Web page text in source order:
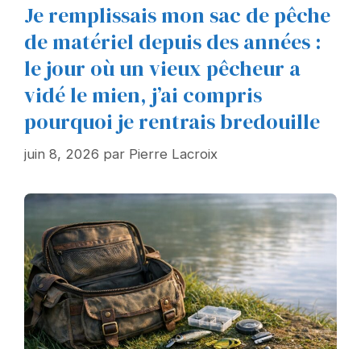
Je remplissais mon sac de pêche
de matériel depuis des années :
le jour où un vieux pêcheur a
vidé le mien, j’ai compris
pourquoi je rentrais bredouille
juin 8, 2026 par Pierre Lacroix